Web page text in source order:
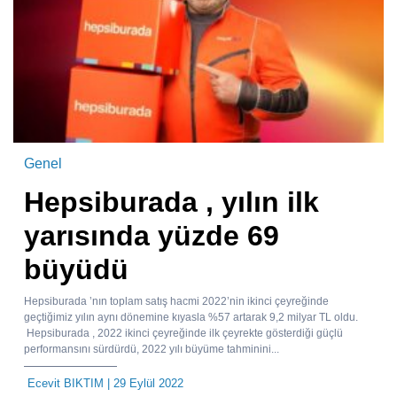
Genel
Hepsiburada , yılın ilk
yarısında yüzde 69
büyüdü
Hepsiburada ’nın toplam satış hacmi 2022’nin ikinci çeyreğinde
geçtiğimiz yılın aynı dönemine kıyasla %57 artarak 9,2 milyar TL oldu.
Hepsiburada , 2022 ikinci çeyreğinde ilk çeyrekte gösterdiği güçlü
performansını sürdürdü, 2022 yılı büyüme tahminini...
Ecevit BIKTIM | 29 Eylül 2022